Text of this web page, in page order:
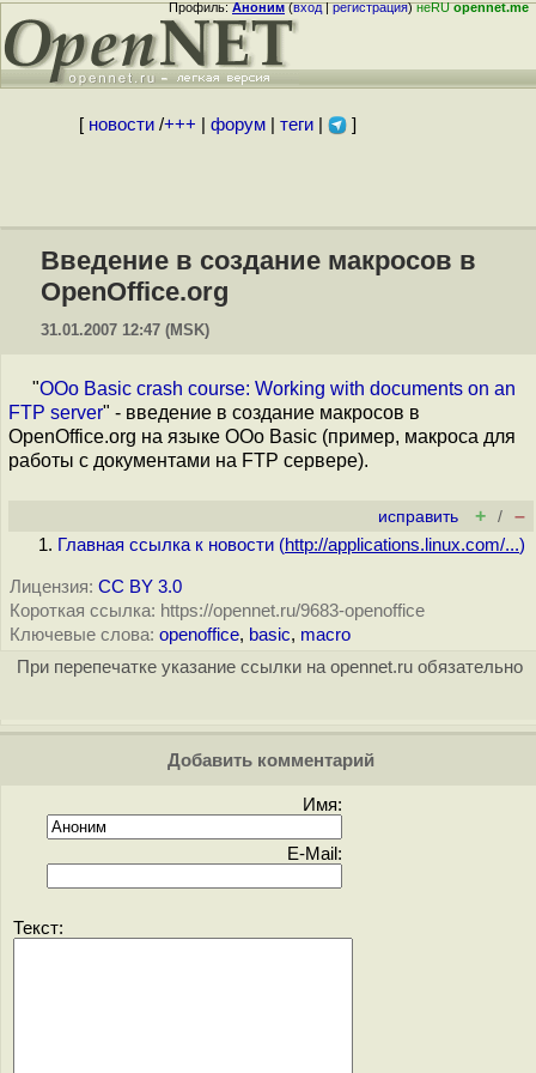
Профиль:Аноним(вход|регистрация)неRUopennet.me
[ новости/+++ форум| теги| ]
Введение в создание макросов в
OpenOffice.org
31.01.2007 12:47 (MSK)
"OOo Basic crash course: Working with documents on an
FTP server" - введение в создание макросов в
OpenOffice.org на языке OOo Basic (пример, макроса для
работы с документами на FTP сервере).
исправить + / –
Главная ссылка к новости (http://applications.linux.com/...)
Лицензия: CC BY 3.0
Короткая ссылка: https://opennet.ru/9683-openoffice
Ключевые слова: openoffice, basic, macro
При перепечатке указание ссылки на opennet.ru обязательно
Добавить комментарий
Имя:
E-Mail:
Текст: